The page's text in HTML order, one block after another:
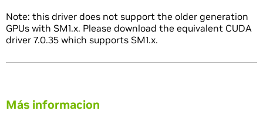
Note: this driver does not support the older generation
GPUs with SM1.x. Please download the equivalent CUDA
driver 7.0.35 which supports SM1.x.
Más informacion